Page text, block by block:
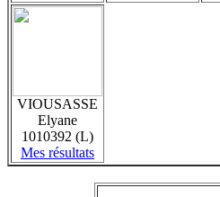
VIOUSASSE
Elyane
1010392 (L)
Mes résultats